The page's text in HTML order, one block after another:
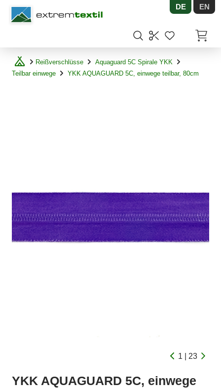
Shopware DE EN
Reißverschlüsse
Aquaguard 5C Spirale YKK
Teilbar einwege
YKK AQUAGUARD 5C, einwege teilbar, 80cm
1 | 23
YKK AQUAGUARD 5C, einwege